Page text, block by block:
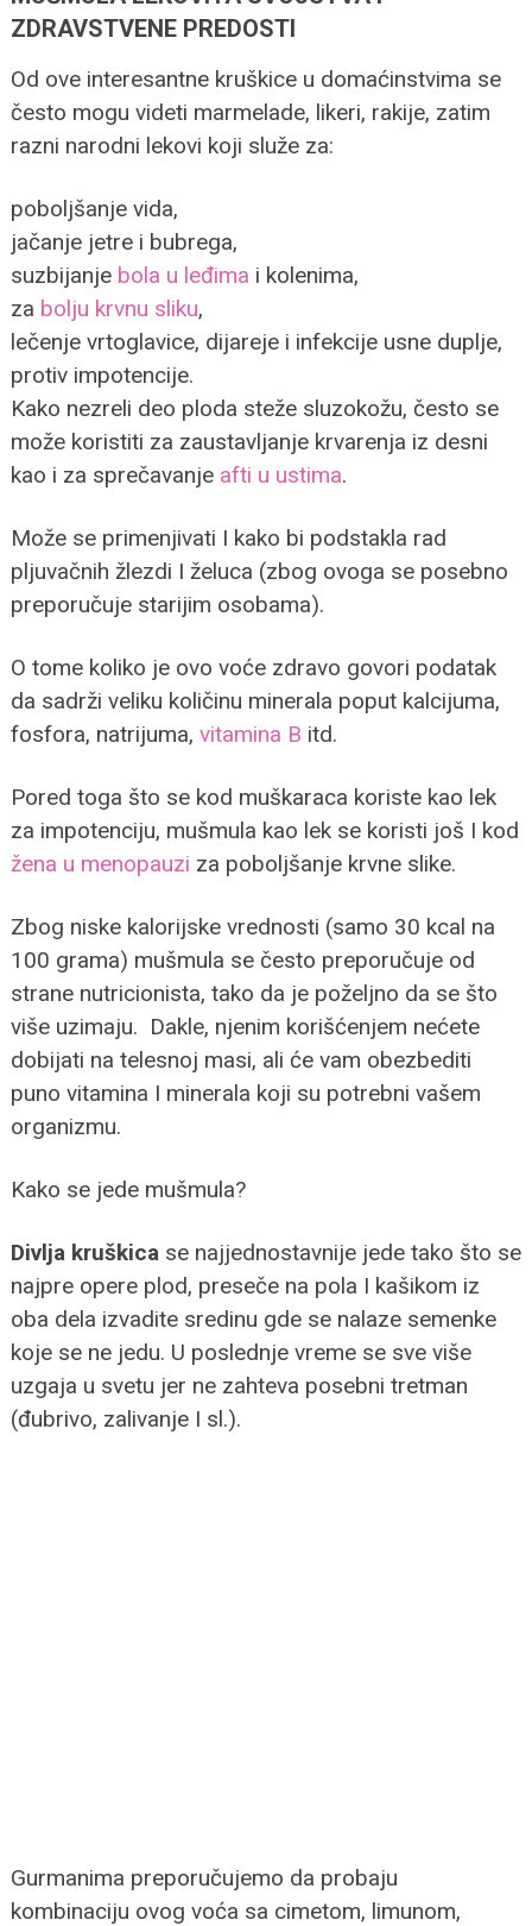
ZDRAVSTVENE PREDOSTI
Od ove interesantne kruškice u domaćinstvima se
često mogu videti marmelade, likeri, rakije, zatim
razni narodni lekovi koji služe za:
poboljšanje vida,
jačanje jetre i bubrega,
suzbijanje bola u leđima i kolenima,
za bolju krvnu sliku,
lečenje vrtoglavice, dijareje i infekcije usne duplje,
protiv impotencije.
Kako nezreli deo ploda steže sluzokožu, često se
može koristiti za zaustavljanje krvarenja iz desni
kao i za sprečavanje afti u ustima.
Može se primenjivati I kako bi podstakla rad
pljuvačnih žlezdi I želuca (zbog ovoga se posebno
preporučuje starijim osobama).
O tome koliko je ovo voće zdravo govori podatak
da sadrži veliku količinu minerala poput kalcijuma,
fosfora, natrijuma, vitamina B itd.
Pored toga što se kod muškaraca koriste kao lek
za impotenciju, mušmula kao lek se koristi još I kod
žena u menopauzi za poboljšanje krvne slike.
Zbog niske kalorijske vrednosti (samo 30 kcal na
100 grama) mušmula se često preporučuje od
strane nutricionista, tako da je poželjno da se što
više uzimaju. Dakle, njenim korišćenjem nećete
dobijati na telesnoj masi, ali će vam obezbediti
puno vitamina I minerala koji su potrebni vašem
organizmu.
Kako se jede mušmula?
Divlja kruškicase najjednostavnije jede tako što se
najpre opere plod, preseče na pola I kašikom iz
oba dela izvadite sredinu gde se nalaze semenke
koje se ne jedu. U poslednje vreme se sve više
uzgaja u svetu jer ne zahteva posebni tretman
(đubrivo, zalivanje I sl.).
Gurmanima preporučujemo da probaju
kombinaciju ovog voća sa cimetom, limunom,